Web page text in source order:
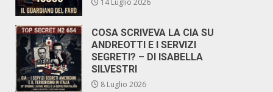
14 Luglio 2026
COSA SCRIVEVA LA CIA SU
ANDREOTTI E I SERVIZI
SEGRETI? – DI ISABELLA
SILVESTRI
8 Luglio 2026